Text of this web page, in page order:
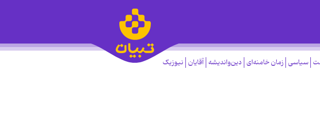
سیاسی زمان خامنه‌ای دین‌واندیشه آقایان نیوزیک